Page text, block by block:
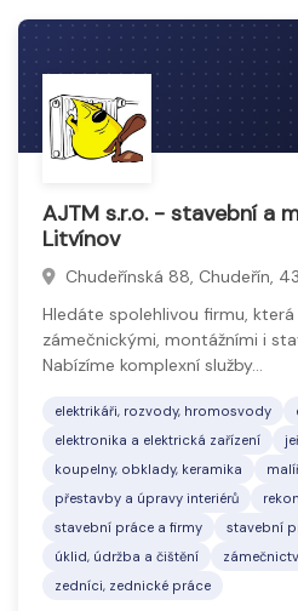
AJTM s.r.o. - stavební a
Litvínov
Chudeřínská 88, Chudeřín,
Hledáte spolehlivou firmu,
zámečnickými, montážními i
Nabízíme komplexní služby…
elektrikáři, rozvody, hromosvody
elektronika a elektrická zařízení
koupelny, obklady, keramika
přestavby a úpravy interiérů
stavební práce a firmy
stavební
úklid, údržba a čištění
zedníci, zednické práce